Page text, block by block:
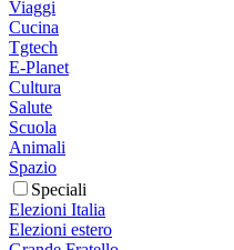
Viaggi
Cucina
Tgtech
E-Planet
Cultura
Salute
Scuola
Animali
Spazio
Speciali
Elezioni Italia
Elezioni estero